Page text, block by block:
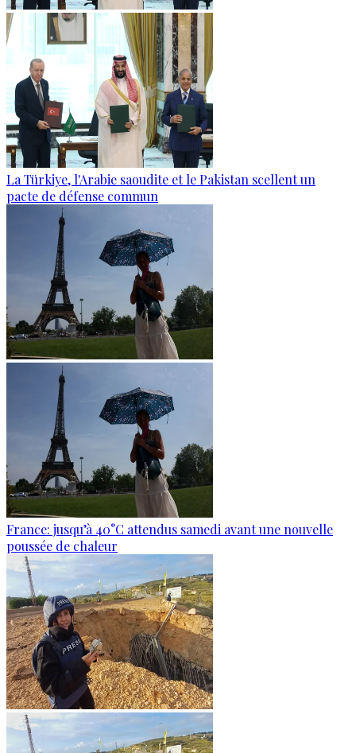
La Türkiye, l'Arabie saoudite et le Pakistan scellent un
pacte de défense commun
France: jusqu’à 40°C attendus samedi avant une nouvelle
poussée de chaleur